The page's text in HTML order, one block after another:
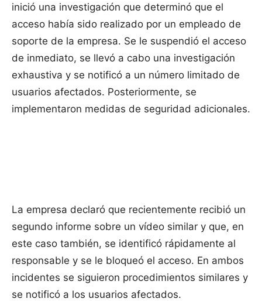
inició una investigación que determinó que el
acceso había sido realizado por un empleado de
soporte de la empresa. Se le suspendió el acceso
de inmediato, se llevó a cabo una investigación
exhaustiva y se notificó a un número limitado de
usuarios afectados. Posteriormente, se
implementaron medidas de seguridad adicionales.
La empresa declaró que recientemente recibió un
segundo informe sobre un vídeo similar y que, en
este caso también, se identificó rápidamente al
responsable y se le bloqueó el acceso. En ambos
incidentes se siguieron procedimientos similares y
se notificó a los usuarios afectados.